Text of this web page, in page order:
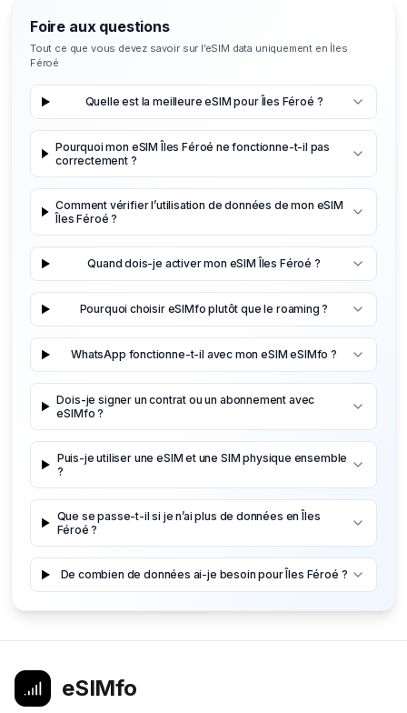
Foire aux questions
Tout ce que vous devez savoir sur l’eSIM data uniquement en Îles
Féroé
Quelle est la meilleure eSIM pour Îles Féroé ?
Pourquoi mon eSIM Îles Féroé ne fonctionne-t-il pas
correctement ?
Comment vérifier l’utilisation de données de mon eSIM
Îles Féroé ?
Quand dois-je activer mon eSIM Îles Féroé ?
Pourquoi choisir eSIMfo plutôt que le roaming ?
WhatsApp fonctionne-t-il avec mon eSIM eSIMfo ?
Dois-je signer un contrat ou un abonnement avec
eSIMfo ?
Puis-je utiliser une eSIM et une SIM physique ensemble
?
Que se passe-t-il si je n’ai plus de données en Îles
Féroé ?
De combien de données ai-je besoin pour Îles Féroé ?
eSIMfo